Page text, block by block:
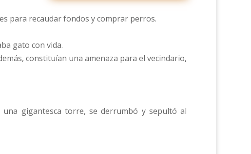
para recaudar fondos y comprar perros.
gato con vida.
constituían una amenaza para el vecindario,
gigantesca torre, se derrumbó y sepultó al